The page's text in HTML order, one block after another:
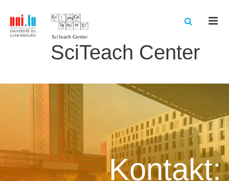
SciTeach Center
Kontakt: